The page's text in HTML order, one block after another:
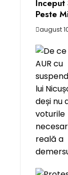
Început
Peste
august